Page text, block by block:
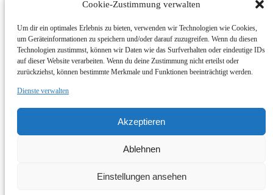
Cookie-Zustimmung verwalten
Um dir ein optimales Erlebnis zu bieten, verwenden wir Technologien wie Cookies,
um Geräteinformationen zu speichern und/oder darauf zuzugreifen. Wenn du diesen
Technologien zustimmst, können wir Daten wie das Surfverhalten oder eindeutige IDs
auf dieser Website verarbeiten. Wenn du deine Zustimmung nicht erteilst oder
zurückziehst, können bestimmte Merkmale und Funktionen beeinträchtigt werden.
Dienste verwalten
Akzeptieren
Ablehnen
Einstellungen ansehen
© Foto Wallner 2017 - Alle Rechte Vorbehalten